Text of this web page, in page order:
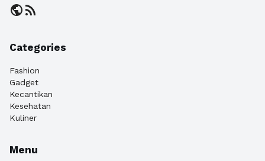
publicrss_feed
Categories
Fashion
Gadget
Kecantikan
Kesehatan
Kuliner
Menu